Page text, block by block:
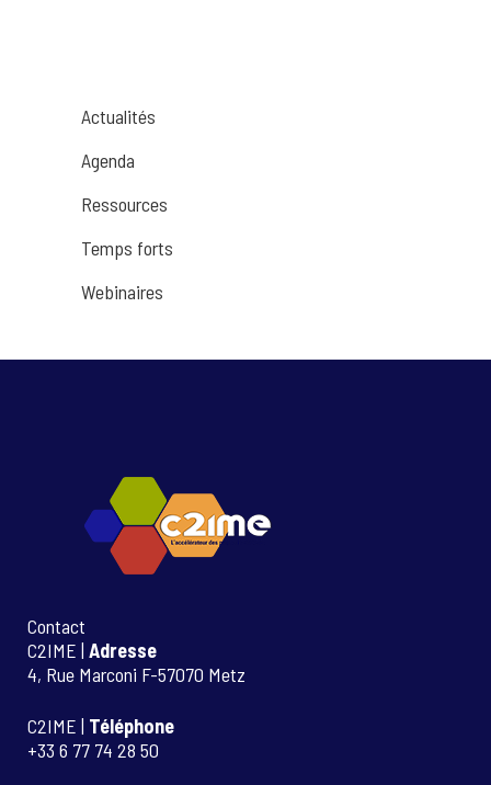
Actualités
Agenda
Ressources
Temps forts
Webinaires
Contact
C2IME | Adresse
4, Rue Marconi F-57070 Metz
C2IME | Téléphone
+33 6 77 74 28 50